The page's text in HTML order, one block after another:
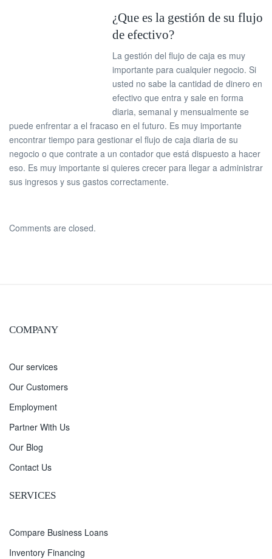
¿Que es la gestión de su flujo
de efectivo?
La gestión del flujo de caja es muy
importante para cualquier negocio. Si
usted no sabe la cantidad de dinero en
efectivo que entra y sale en forma
diaria, semanal y mensualmente se
puede enfrentar a el fracaso en el futuro. Es muy importante
encontrar tiempo para gestionar el flujo de caja diaria de su
negocio o que contrate a un contador que está dispuesto a hacer
eso. Es muy importante si quieres crecer para llegar a administrar
sus ingresos y sus gastos correctamente.
Comments are closed.
COMPANY
Our services
Our Customers
Employment
Partner With Us
Our Blog
Contact Us
SERVICES
Compare Business Loans
Inventory Financing